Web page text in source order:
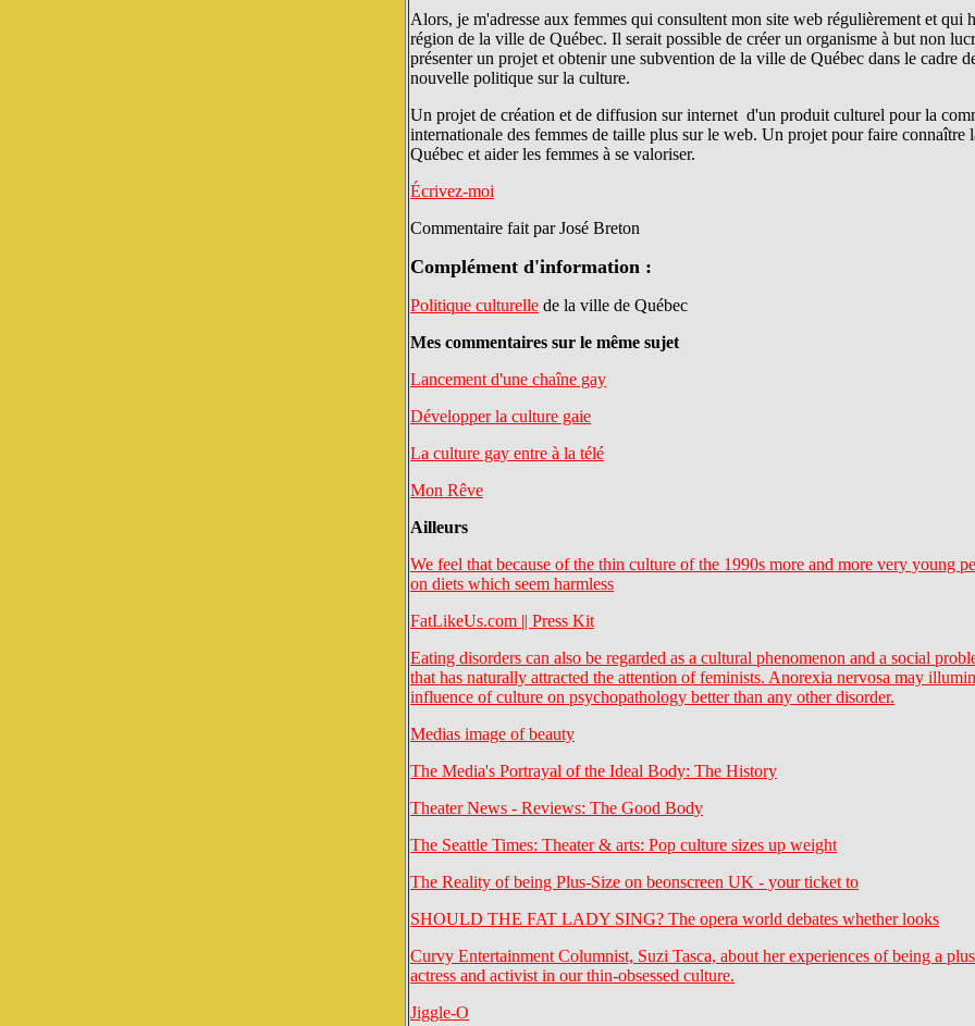
Alors, je m'adresse aux femmes qui consultent mon site web régulièrement et qui
région de la ville de Québec. Il serait possible de créer un organisme à but non
présenter un projet et obtenir une subvention de la ville de Québec dans le cadre
nouvelle politique sur la culture.
Un projet de création et de diffusion sur internet d'un produit culturel pour la
internationale des femmes de taille plus sur le web. Un projet pour faire connaître
Québec et aider les femmes à se valoriser.
Écrivez-moi
Commentaire fait par José Breton
Complément d'information :
Politique culturelle de la ville de Québec
Mes commentaires sur le même sujet
Lancement d'une chaîne gay
Développer la culture gaie
La culture gay entre à la télé
Mon Rêve
Ailleurs
We feel that because of the thin culture of the 1990s more and more very young
on diets which seem harmless
FatLikeUs.com || Press Kit
Eating disorders can also be regarded as a cultural phenomenon and a social
that has naturally attracted the attention of feminists. Anorexia nervosa may
influence of culture on psychopathology better than any other disorder.
Medias image of beauty
The Media's Portrayal of the Ideal Body: The History
Theater News - Reviews: The Good Body
The Seattle Times: Theater & arts: Pop culture sizes up weight
The Reality of being Plus-Size on beonscreen UK - your ticket to
SHOULD THE FAT LADY SING? The opera world debates whether looks
Curvy Entertainment Columnist, Suzi Tasca, about her experiences of being a
actress and activist in our thin-obsessed culture.
Jiggle-O